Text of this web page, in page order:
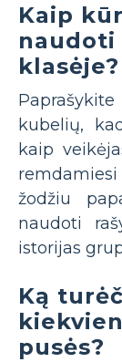
Kaip
klasėje?
kubelių,
kaip
žodžiu
naudoti
istorijas
Ką
pusės?